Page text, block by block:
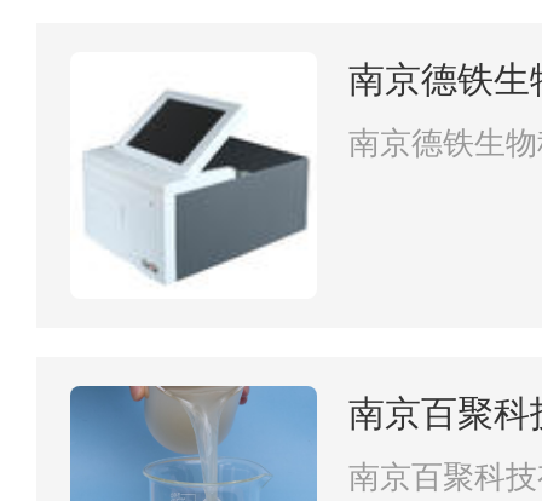
南京德铁生
南京德铁生
南京百聚科
南京百聚科